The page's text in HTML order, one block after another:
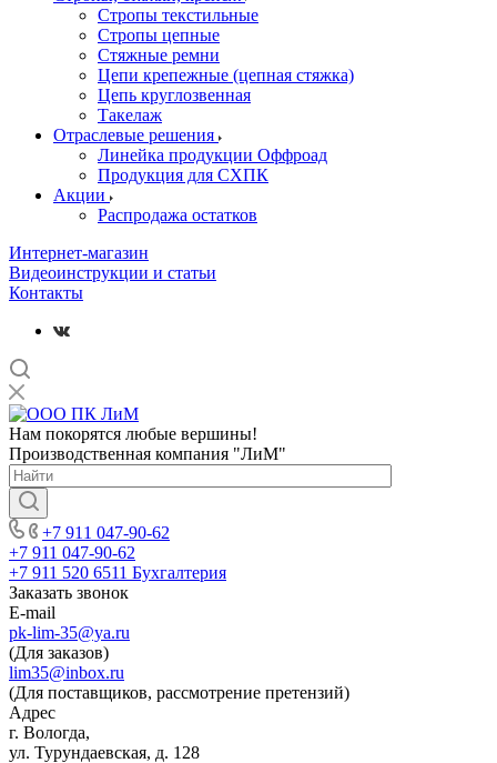
Стропы текстильные
Стропы цепные
Стяжные ремни
Цепи крепежные (цепная стяжка)
Цепь круглозвенная
Такелаж
Отраслевые решения
Линейка продукции Оффроад
Продукция для СХПК
Акции
Распродажа остатков
Интернет-магазин
Видеоинструкции и статьи
Контакты
Нам покорятся любые вершины!
Производственная компания "ЛиМ"
+7 911 047-90-62
+7 911 047-90-62
+7 911 520 6511 Бухгалтерия
Заказать звонок
E-mail
pk-lim-35@ya.ru
(Для заказов)
lim35@inbox.ru
(Для поставщиков, рассмотрение претензий)
Адрес
г. Вологда,
ул. Турундаевская, д. 128